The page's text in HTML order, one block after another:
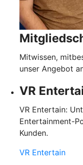
Mitwissen,
unser Angebot
VR
VR Entertain:
Entertainment-
Kunden.
VR Entertain